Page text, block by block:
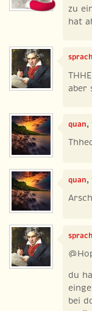
zu
hat
aber
quan,
quan,
du
bei